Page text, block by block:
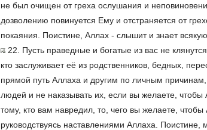
не был очищен от греха ослушания и
дозволению повинуется Ему и отстраняется от
покаяния. Поистине, Аллах - слышит и знает
22. Пусть праведные и богатые из вас не
кто заслуживает её из родственников, бедных,
прямой путь Аллаха и другим по личным
людей и не наказывать их, если вы желаете,
тому, кто вам навредил, то, чего вы желаете,
руководствуясь наставлениями Аллаха.